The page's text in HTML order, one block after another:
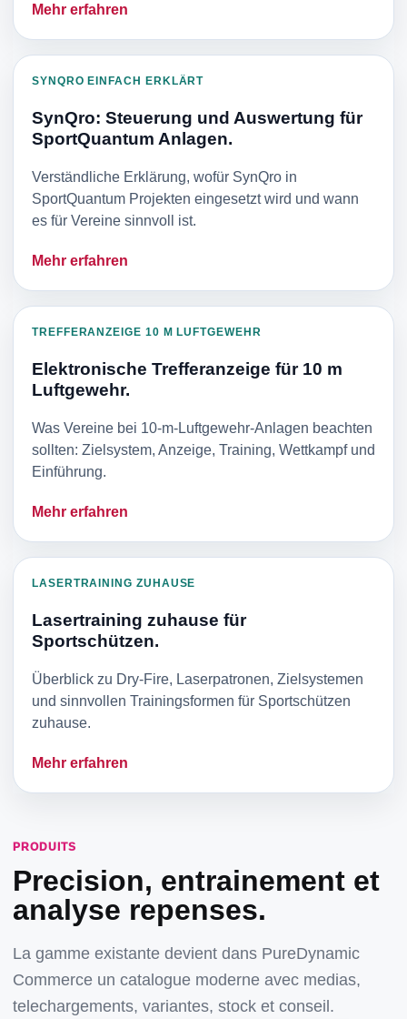
Mehr erfahren
SYNQRO EINFACH ERKLÄRT
SynQro: Steuerung und Auswertung für
SportQuantum Anlagen.
Verständliche Erklärung, wofür SynQro in
SportQuantum Projekten eingesetzt wird und wann
es für Vereine sinnvoll ist.
Mehr erfahren
TREFFERANZEIGE 10 M LUFTGEWEHR
Elektronische Trefferanzeige für 10 m
Luftgewehr.
Was Vereine bei 10-m-Luftgewehr-Anlagen beachten
sollten: Zielsystem, Anzeige, Training, Wettkampf und
Einführung.
Mehr erfahren
LASERTRAINING ZUHAUSE
Lasertraining zuhause für
Sportschützen.
Überblick zu Dry-Fire, Laserpatronen, Zielsystemen
und sinnvollen Trainingsformen für Sportschützen
zuhause.
Mehr erfahren
PRODUITS
Precision, entrainement et
analyse repenses.
La gamme existante devient dans PureDynamic
Commerce un catalogue moderne avec medias,
telechargements, variantes, stock et conseil.